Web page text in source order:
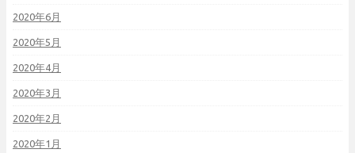
2020年6月
2020年5月
2020年4月
2020年3月
2020年2月
2020年1月